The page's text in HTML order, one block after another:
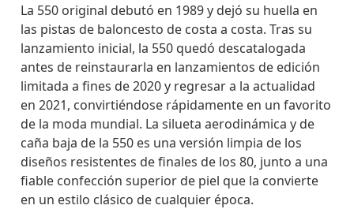
La 550 original debutó en 1989 y dejó su huella en
las pistas de baloncesto de costa a costa. Tras su
lanzamiento inicial, la 550 quedó descatalogada
antes de reinstaurarla en lanzamientos de edición
limitada a fines de 2020 y regresar a la actualidad
en 2021, convirtiéndose rápidamente en un favorito
de la moda mundial. La silueta aerodinámica y de
caña baja de la 550 es una versión limpia de los
diseños resistentes de finales de los 80, junto a una
fiable confección superior de piel que la convierte
en un estilo clásico de cualquier época.